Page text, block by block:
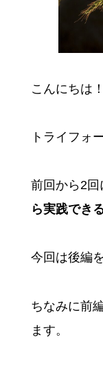
こんにちは！
トライフォ
前回から2回
ら実践でき
今回は後編
ちなみに前
ます。